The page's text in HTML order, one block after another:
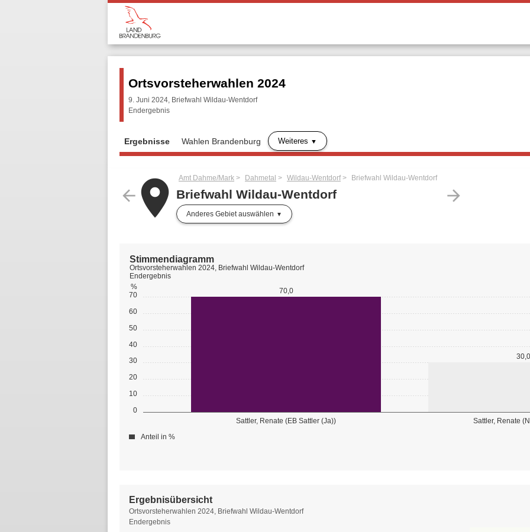
Ortsvorsteherwahlen 2024
9. Juni 2024, Briefwahl Wildau-Wentdorf
Endergebnis
Ergebnisse Wahlen Brandenburg Weiteres
arrow_back arrow_forward
placeAmt Dahme/Mark Dahmetal Wildau-Wentdorf Briefwahl Wildau-Wentdorf
Briefwahl Wildau-Wentdorf
Anderes Gebiet auswählen
0
10
20
30
40
50
60
70
%
Sattler, Renate (EB Sattler (Ja)) Sattler, Renate
70,0
30,0
Stimmendiagramm
Ortsvorsteherwahlen 2024, Briefwahl Wildau-Wentdorf
Endergebnis
Anteil in %
Ergebnisübersicht
Ergebnisübersicht
Ortsvorsteherwahlen 2024, Briefwahl Wildau-Wentdorf
Endergebnis